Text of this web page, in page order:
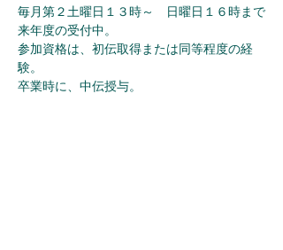
毎月第２土曜日１３時～　日曜日１６時まで
来年度の受付中。
参加資格は、初伝取得または同等程度の経
験。
卒業時に、中伝授与。